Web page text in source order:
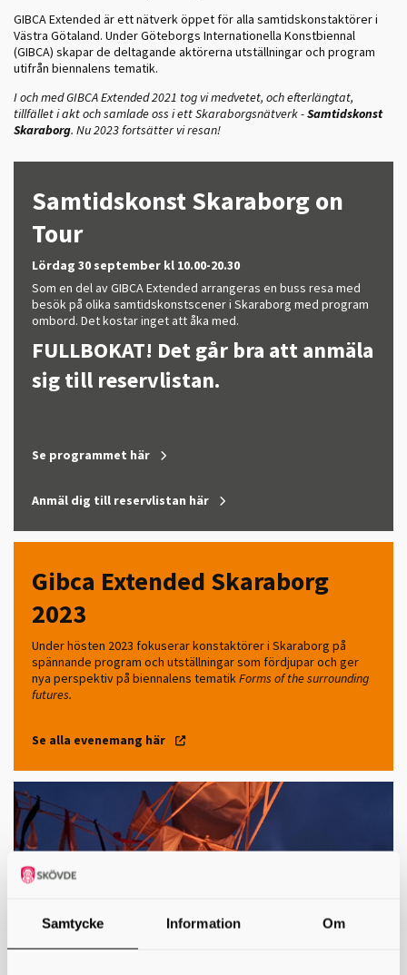
Samtycke Information Om
GIBCA Extended är ett nätverk öppet för alla samtidskonstaktörer i
Västra Götaland. Under Göteborgs Internationella Konstbiennal
(GIBCA) skapar de deltagande aktörerna utställningar och program
utifrån biennalens tematik.
I och med GIBCA Extended 2021 tog vi medvetet, och efterlängtat,
tillfället i akt och samlade oss i ett Skaraborgsnätverk -Samtidskonst
Skaraborg. Nu 2023 fortsätter vi resan!
Samtidskonst Skaraborg on
Tour
Lördag 30 september kl 10.00-20.30
Som en del av GIBCA Extended arrangeras en buss resa med
besök på olika samtidskonstscener i Skaraborg med program
ombord. Det kostar inget att åka med.
FULLBOKAT! Det går bra att anmäla
sig till reservlistan.
Se programmet här
Anmäl dig till reservlistan här
Gibca Extended Skaraborg
2023
Under hösten 2023 fokuserar konstaktörer i Skaraborg på
spännande program och utställningar som fördjupar och ger
nya perspektiv på biennalens tematikForms of the surrounding
futures.
Se alla evenemang här
Konstmuseet i Skövde